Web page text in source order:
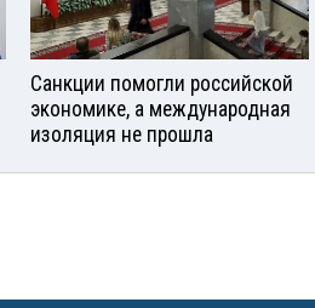
Санкции помогли российской
экономике, а международная
изоляция не прошла